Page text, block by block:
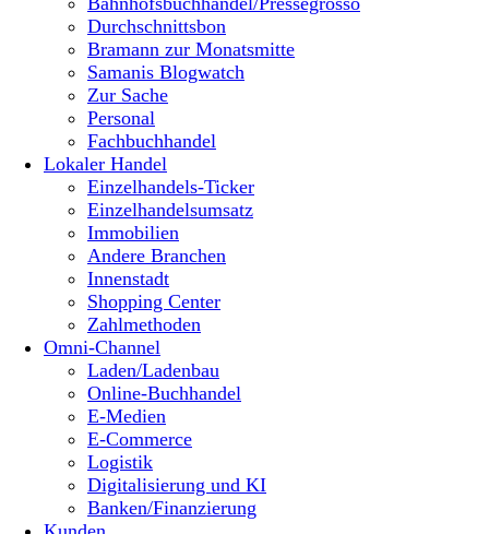
Durchschnittsbon
Bramann zur Monatsmitte
Samanis Blogwatch
Zur Sache
Personal
Fachbuchhandel
Lokaler Handel
Einzelhandels-Ticker
Einzelhandelsumsatz
Immobilien
Andere Branchen
Innenstadt
Shopping Center
Zahlmethoden
Omni-Channel
Laden/Ladenbau
Online-Buchhandel
E-Medien
E-Commerce
Logistik
Digitalisierung und KI
Banken/Finanzierung